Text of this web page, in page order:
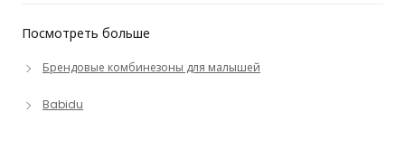
Посмотреть больше
Брендовые комбинезоны для малышей
Babidu